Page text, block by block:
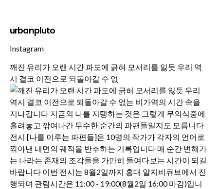
urbanpluto
Instagram
깨진 유리가 오랜 시간 파도에 긁혀 모서리를 잃듯 우리 역
시 결코 이전으로 되돌아갈 수 없